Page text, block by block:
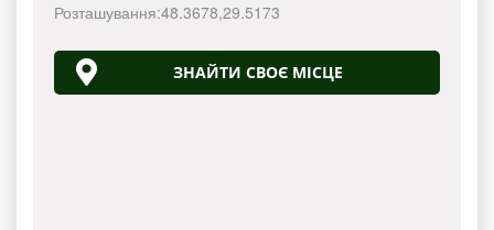
Розташування:48.3678,29.5173
ЗНАЙТИ СВОЄ МІСЦЕ